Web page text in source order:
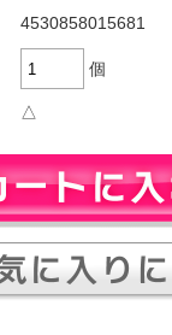
4530858015681
個
△